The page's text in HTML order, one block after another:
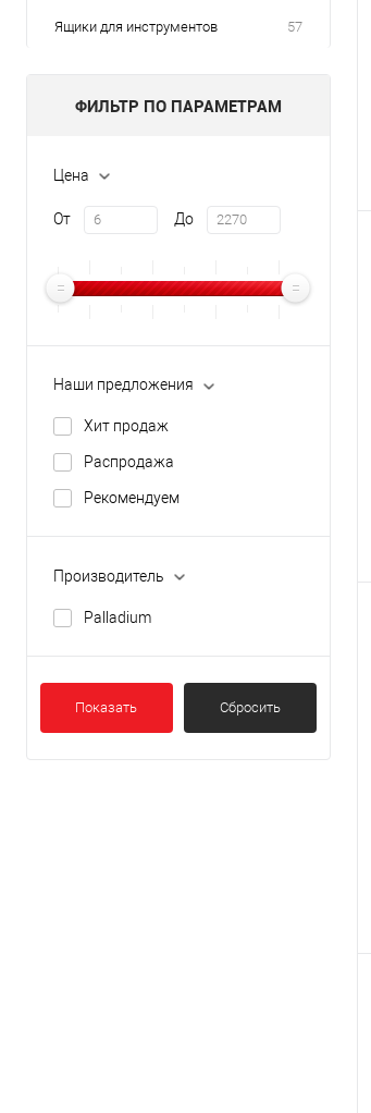
Ящики для инструментов 57
ФИЛЬТР ПО ПАРАМЕТРАМ
Цена
От До
Наши предложения
Хит продаж
Распродажа
Рекомендуем
Производитель
Palladium
Показать Сбросить